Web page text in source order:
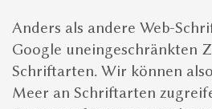
Anders als andere Web-
Google uneingeschränkten
Schriftarten. Wir können
Meer an Schriftarten